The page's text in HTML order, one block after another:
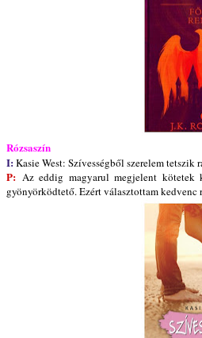
Rózsaszín
I: Kasie West: Szívességből szerelem tetszik
P: Az eddig magyarul megjelent kötetek
gyönyörködtető. Ezért választottam kedvenc